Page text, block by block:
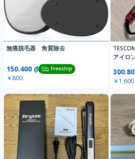
無痛脱毛器 角質除去
150.400 ₫ Freeship
￥800
アイロ
￥1,600